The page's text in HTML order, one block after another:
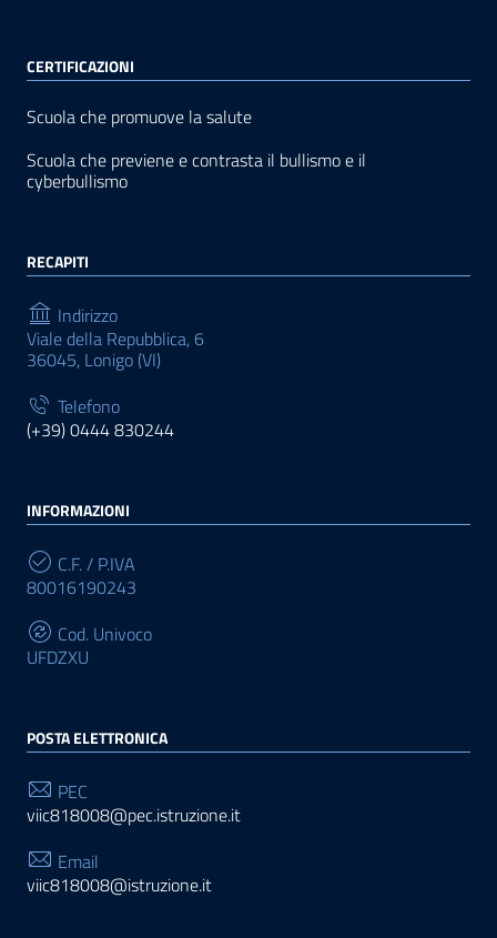
CERTIFICAZIONI
Scuola che promuove la salute
Scuola che previene e contrasta il bullismo e il
cyberbullismo
RECAPITI
Indirizzo
Viale della Repubblica, 6
36045, Lonigo (VI)
Telefono
(+39) 0444 830244
INFORMAZIONI
C.F. / P.IVA
80016190243
Cod. Univoco
UFDZXU
POSTA ELETTRONICA
PEC
viic818008@pec.istruzione.it
Email
viic818008@istruzione.it